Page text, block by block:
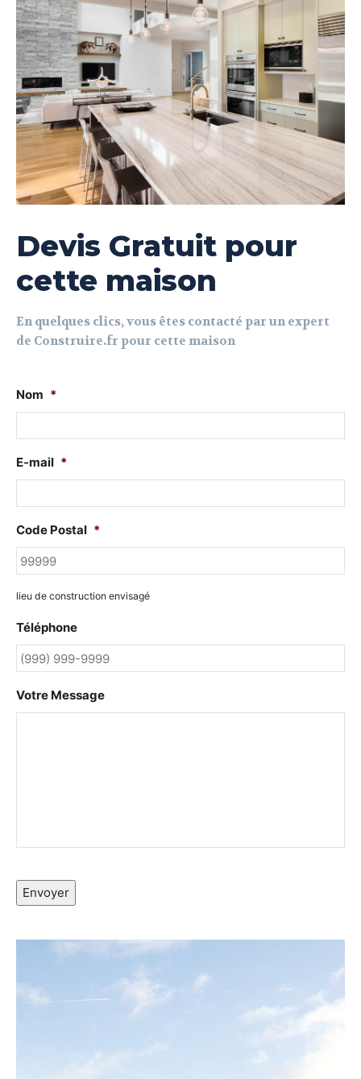
Devis Gratuit pour
cette maison
En quelques clics, vous êtes contacté par un expert
de Construire.fr pour cette maison
Nom *
E-mail *
Code Postal *
lieu de construction envisagé
Téléphone
Votre Message
Envoyer